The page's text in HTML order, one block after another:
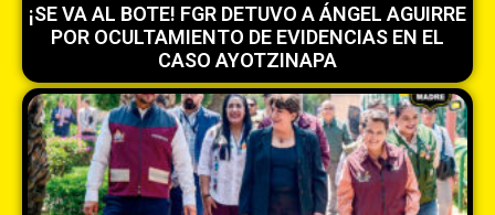
¡SE VA AL BOTE! FGR DETUVO A ÁNGEL AGUIRRE
POR OCULTAMIENTO DE EVIDENCIAS EN EL
CASO AYOTZINAPA